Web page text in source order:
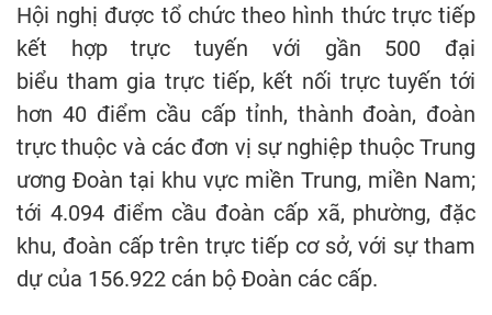
Hội nghị được tổ chức theo hình thức trực tiếp
kết hợp trực tuyến với gần 500 đại
biểu tham gia trực tiếp, kết nối trực tuyến tới
hơn 40 điểm cầu cấp tỉnh, thành đoàn, đoàn
trực thuộc và các đơn vị sự nghiệp thuộc Trung
ương Đoàn tại khu vực miền Trung, miền Nam;
tới 4.094 điểm cầu đoàn cấp xã, phường, đặc
khu, đoàn cấp trên trực tiếp cơ sở, với sự tham
dự của 156.922 cán bộ Đoàn các cấp.